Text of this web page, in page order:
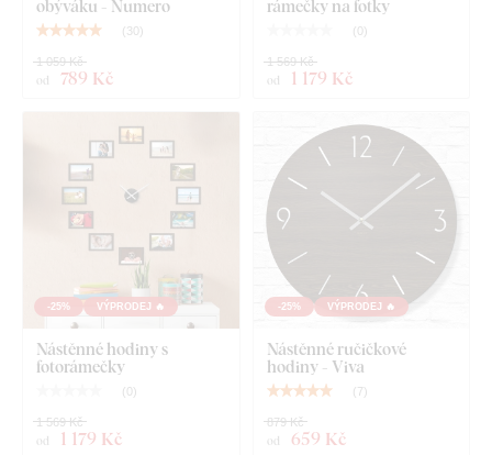
obýváku - Numero
( 30 )
od 789 Kč
1 059 Kč
rámečky na fotky
( 0 )
od 1 179 Kč
1 569 Kč
-25% VÝPRODEJ 🔥
Nástěnné hodiny s
fotorámečky
( 0)
od 1 179 Kč
1 569 Kč
-25% VÝPRODEJ 🔥
Nástěnné ručičkové
hodiny - Viva
( 7)
od 659 Kč
879 Kč